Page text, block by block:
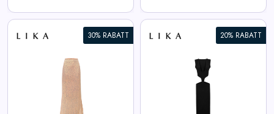
30% RABATT 20% RABATT
Schwarzes Kleid mit
Taillenausschnitten
View All LIKA Deals